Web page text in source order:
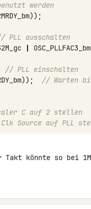
werden
));
PLL ausschalten
| OSC_PLLFAC3_bm
// PLL einschalten
));
// Warten
C auf 2 stellen
Source auf PLL
könnte so bei